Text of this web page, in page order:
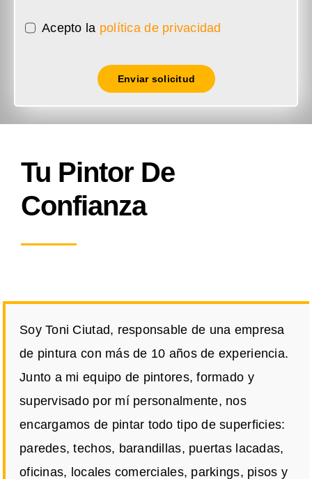
Acepto la política de privacidad
Enviar solicitud
Tu Pintor De
Confianza
Soy Toni Ciutad, responsable de una empresa
de pintura con más de 10 años de experiencia.
Junto a mi equipo de pintores, formado y
supervisado por mí personalmente, nos
encargamos de pintar todo tipo de superficies:
paredes, techos, barandillas, puertas lacadas,
oficinas, locales comerciales, parkings, pisos y